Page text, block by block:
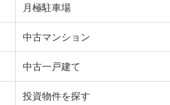
月極駐車場
中古マンション
中古一戸建て
投資物件を探す